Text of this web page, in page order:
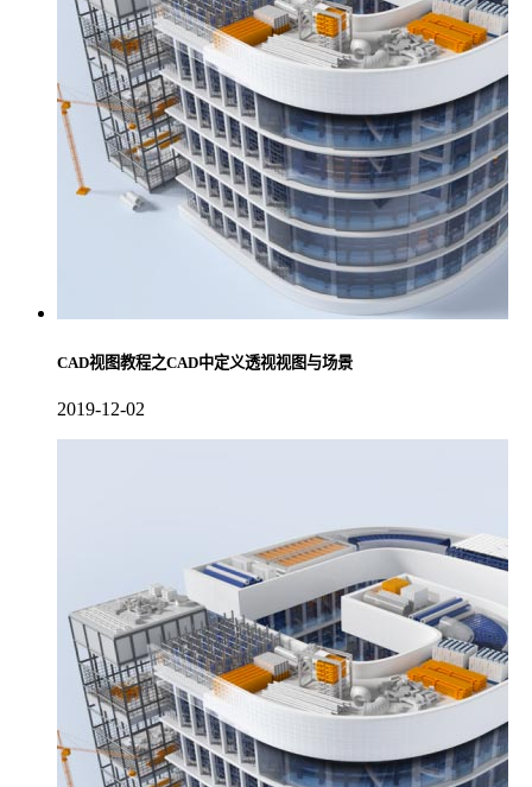
CAD视图教程之CAD中定义透视视图与场景
2019-12-02